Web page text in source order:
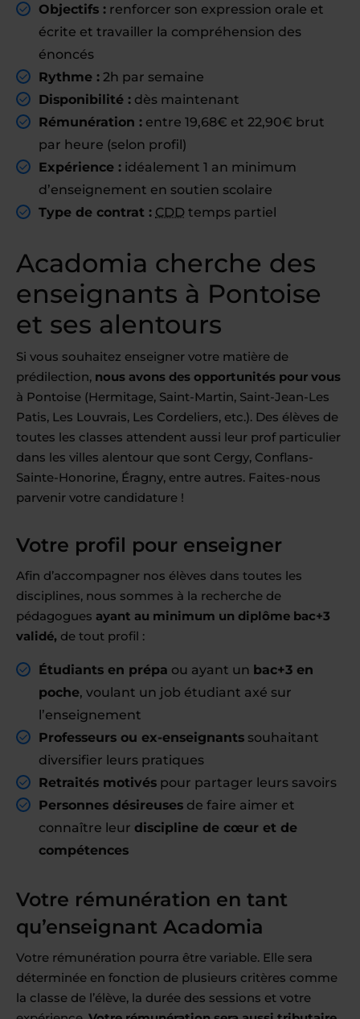
Objectifs : renforcer son expression orale et
écrite et travailler la compréhension des
énoncés
Rythme : 2h par semaine
Disponibilité : dès maintenant
Rémunération : entre 19,68€ et 22,90€ brut
par heure (selon profil)
Expérience : idéalement 1 an minimum
d’enseignement en soutien scolaire
Type de contrat : CDD temps partiel
Acadomia cherche des
enseignants à Pontoise
et ses alentours
Si vous souhaitez enseigner votre matière de
prédilection, nous avons des opportunités pour vous
à Pontoise (Hermitage, Saint-Martin, Saint-Jean-Les
Patis, Les Louvrais, Les Cordeliers, etc.). Des élèves de
toutes les classes attendent aussi leur prof particulier
dans les villes alentour que sont Cergy, Conflans-
Sainte-Honorine, Éragny, entre autres. Faites-nous
parvenir votre candidature !
Votre profil pour enseigner
Afin d’accompagner nos élèves dans toutes les
disciplines, nous sommes à la recherche de
pédagogues ayant au minimum un diplôme bac+3
validé, de tout profil :
Étudiants en prépa ou ayant un bac+3 en
poche, voulant un job étudiant axé sur
l’enseignement
Professeurs ou ex-enseignants souhaitant
diversifier leurs pratiques
Retraités motivés pour partager leurs savoirs
Personnes désireuses de faire aimer et
connaître leur discipline de cœur et de
compétences
Votre rémunération en tant
qu’enseignant Acadomia
Votre rémunération pourra être variable. Elle sera
déterminée en fonction de plusieurs critères comme
la classe de l’élève, la durée des sessions et votre